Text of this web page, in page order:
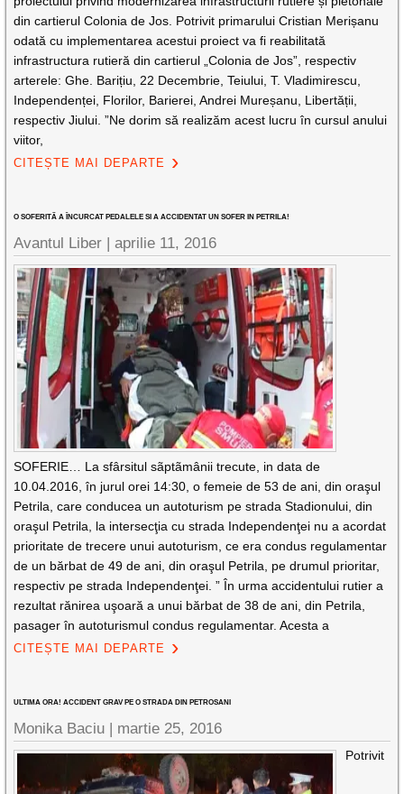
din cartierul Colonia de Jos. Potrivit primarului Cristian Merișanu
odată cu implementarea acestui proiect va fi reabilitată
infrastructura rutieră din cartierul „Colonia de Jos”, respectiv
arterele: Ghe. Barițiu, 22 Decembrie, Teiului, T. Vladimirescu,
Independenței, Florilor, Barierei, Andrei Mureșanu, Libertății,
respectiv Jiului. ”Ne dorim să realizăm acest lucru în cursul anului
viitor,
CITEȘTE MAI DEPARTE
O SOFERITÃ A ÎNCURCAT PEDALELE SI A ACCIDENTAT UN SOFER IN PETRILA!
Avantul Liber |aprilie 11, 2016
SOFERIE… La sfârsitul sãptãmânii trecute, in data de
10.04.2016, în jurul orei 14:30, o femeie de 53 de ani, din oraşul
Petrila, care conducea un autoturism pe strada Stadionului, din
oraşul Petrila, la intersecţia cu strada Independenţei nu a acordat
prioritate de trecere unui autoturism, ce era condus regulamentar
de un bărbat de 49 de ani, din oraşul Petrila, pe drumul prioritar,
respectiv pe strada Independenţei. ” În urma accidentului rutier a
rezultat rănirea uşoară a unui bărbat de 38 de ani, din Petrila,
pasager în autoturismul condus regulamentar. Acesta a
CITEȘTE MAI DEPARTE
ULTIMA ORA! ACCIDENT GRAV PE O STRADA DIN PETROSANI
Monika Baciu | martie 25, 2016
Potrivit